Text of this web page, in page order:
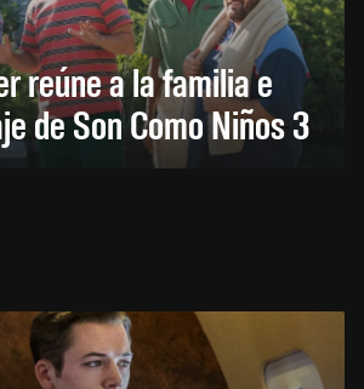
reúne a la familia e
de Son Como Niños 3